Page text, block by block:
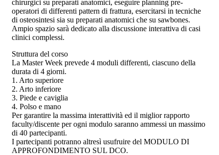
chirurgici su preparati anatomici, eseguire planning pre-
operatori di differenti pattern di frattura, esercitarsi in tecniche
di osteosintesi sia su preparati anatomici che su sawbones.
Ampio spazio sarà dedicato alla discussione interattiva di casi
clinici complessi.
Struttura del corso
La Master Week prevede 4 moduli differenti, ciascuno della
durata di 4 giorni.
1. Arto superiore
2. Arto inferiore
3. Piede e caviglia
4. Polso e mano
Per garantire la massima interattività ed il miglior rapporto
faculty/discente per ogni modulo saranno ammessi un massimo
di 40 partecipanti.
I partecipanti potranno altresì usufruire del MODULO DI
APPROFONDIMENTO SUL DCO.